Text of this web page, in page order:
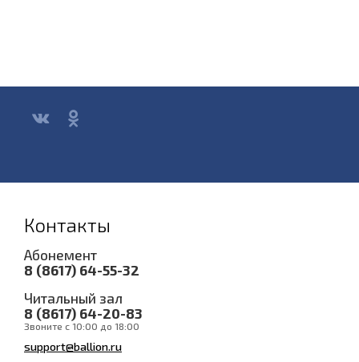
Контакты
Абонемент
8 (8617) 64-55-32
Читальный зал
8 (8617) 64-20-83
Звоните с 10:00 до 18:00
support@ballion.ru